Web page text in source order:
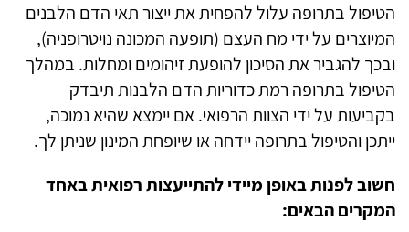
הטיפול בתרופה עלול להפחית את ייצור תאי הדם הלבנים
המיוצרים על ידי מח העצם (תופעה המכונה נויטרופניה),
ובכך להגביר את הסיכון להופעת זיהומים ומחלות. במהלך
הטיפול בתרופה רמת כדוריות הדם הלבנות תיבדק
בקביעות על ידי הצוות הרפואי. אם יימצא שהיא נמוכה,
ייתכן והטיפול בתרופה יידחה או שיופחת המינון שניתן לך.
חשוב לפנות באופן מיידי להתייעצות רפואית באחד
המקרים הבאים: